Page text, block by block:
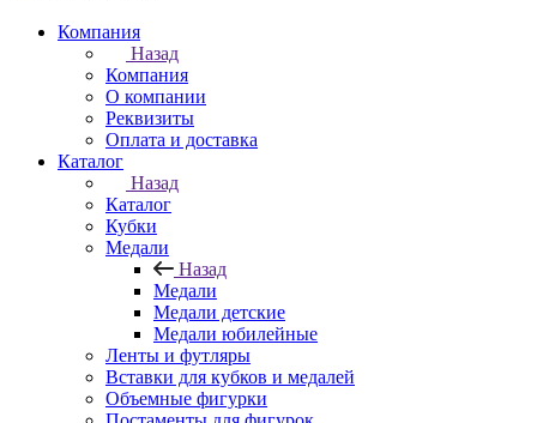
Компания
Назад
Компания
О компании
Реквизиты
Оплата и доставка
Каталог
Назад
Каталог
Кубки
Медали
Назад
Медали
Медали детские
Медали юбилейные
Ленты и футляры
Вставки для кубков и медалей
Объемные фигурки